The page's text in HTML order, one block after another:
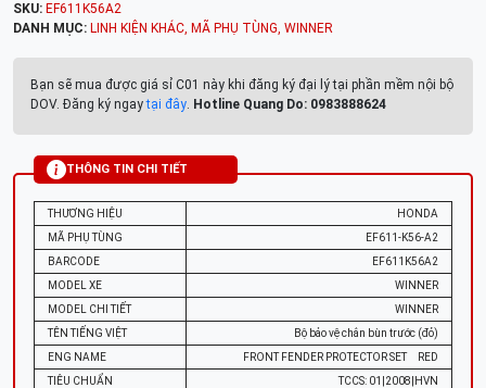
SKU: EF611K56A2
DANH MỤC: LINH KIỆN KHÁC, MÃ PHỤ TÙNG, WINNER
Bạn sẽ mua được giá sỉ C01 này khi đăng ký đại lý tại phần mềm nội bộ
DOV. Đăng ký ngaytại đây. Hotline Quang Do: 0983888624
THÔNG TIN CHI TIẾT
THƯƠNG HIỆU
HONDA
MÃ PHỤ TÙNG
EF611-K56-A2
BARCODE
EF611K56A2
MODEL XE
WINNER
MODEL CHI TIẾT
WINNER
TÊN TIẾNG VIỆT
Bộ bảo vệ chắn bùn trước (đỏ)
ENG NAME
FRONT FENDER PROTECTOR SET RED
TIÊU CHUẨN
TCCS: 01|2008|HVN